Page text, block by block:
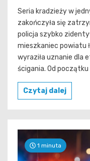
Seria kradzieży w
zakończyła się
policja szybko
mieszkaniec powiatu
wyraziła uznanie dla
ścigania. Od początku
Czytaj dalej
1 minuta